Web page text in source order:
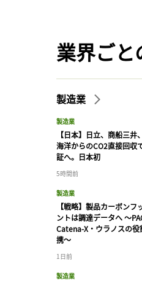
業界ごと
製造業
製造業
【日本】日立、商船三井
海洋からのCO2直接回収
証へ。日本初
5時間前
製造業
【戦略】製品カーボンフ
ントは調達データへ 〜
Catena-X・ウラノスの役
携〜
1日前
製造業